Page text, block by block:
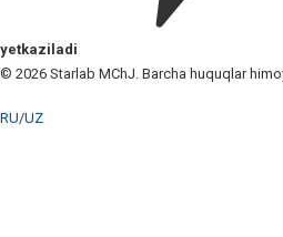
yetkaziladi
© 2026 Starlab MChJ. Barcha huquqlar
RU/UZ